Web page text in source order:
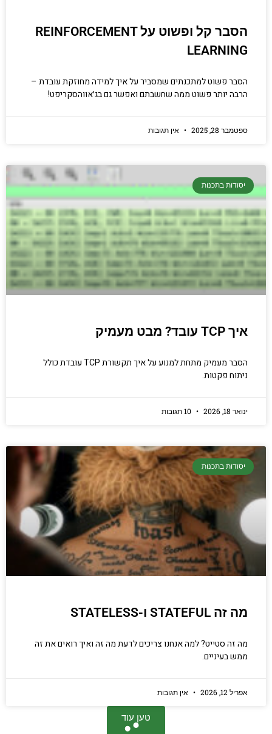
הסבר קל ופשוט על REINFORCEMENT
LEARNING
הסבר פשוט למתכנתים שמסביר על איך למידה מחוזקת עובדת –
הרבה יותר פשוט ממה שחשבתם ואפשר גם בג׳אווהסקריפט!
ספטמבר 28, 2025 אין תגובות
יסודות בתכנות
איך TCP עובד? מבט מעמיק
הסבר מעמיק מתחת למנוע על איך תקשורת TCP עובדת כולל
ניתוח פקטות.
ינואר 18, 2026
יסודות בתכנות
מה זה STATEFUL ו-STATELESS
מה זה סטייט? למה אנחנו צריכים לדעת מה זה ואיך רואים את זה
ממש בעיניים.
אפריל 12, 2026 אין תגובות
טען עוד